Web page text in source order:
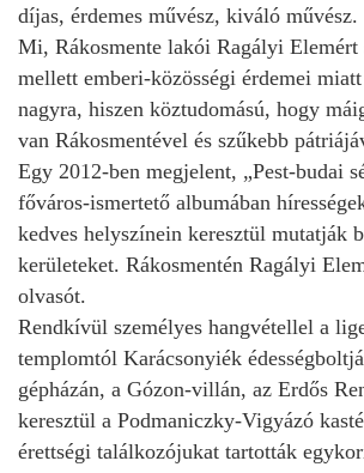
díjas, érdemes művész, kiváló művész.
Mi, Rákosmente lakói Ragályi Elemért
mellett emberi-közösségi érdemei
nagyra, hiszen köztudomású, hogy
van Rákosmentével és szűkebb
Egy 2012-ben megjelent, „Pest-budai
főváros-ismertető albumában
kedves helyszínein keresztül mutatják
kerületeket. Rákosmentén Ragályi
olvasót.
Rendkívül személyes hangvétellel a
templomtól Karácsonyiék
gépházán, a Gózon-villán, az Erdős
keresztül a Podmaniczky-Vigyázó
érettségi találkozójukat tartották